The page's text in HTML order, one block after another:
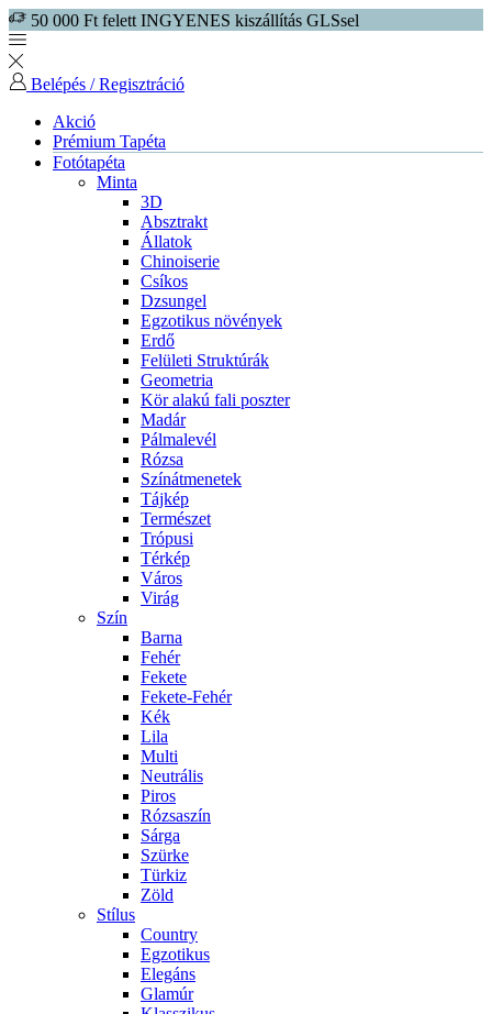
50 000 Ft felett INGYENES kiszállítás GLSsel
Belépés / Regisztráció
Akció
Prémium Tapéta
Fotótapéta
Minta
3D
Absztrakt
Állatok
Chinoiserie
Csíkos
Dzsungel
Egzotikus növények
Erdő
Felületi Struktúrák
Geometria
Kör alakú fali poszter
Madár
Pálmalevél
Rózsa
Színátmenetek
Tájkép
Természet
Trópusi
Térkép
Város
Virág
Szín
Barna
Fehér
Fekete
Fekete-Fehér
Kék
Lila
Multi
Neutrális
Piros
Rózsaszín
Sárga
Szürke
Türkiz
Zöld
Stílus
Country
Egzotikus
Elegáns
Glamúr